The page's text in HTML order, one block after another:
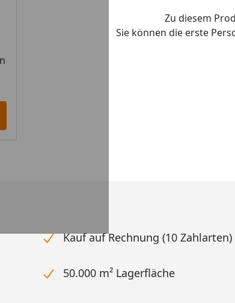
Zu diesem
Sie können die erste
Kauf auf Rechnung (10 Zahlarten)
50.000 m² Lagerfläche